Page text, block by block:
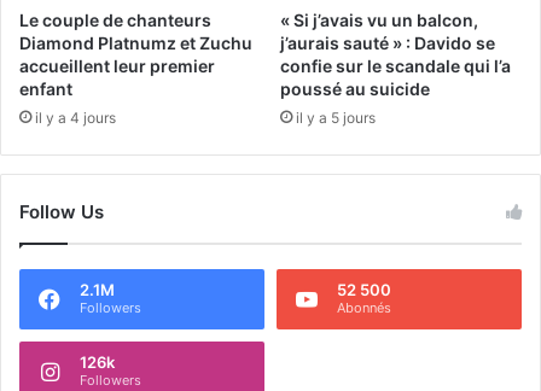
Le couple de chanteurs
Diamond Platnumz et Zuchu
accueillent leur premier
enfant
il y a 4 jours
« Si j’avais vu un balcon,
j’aurais sauté » : Davido se
confie sur le scandale qui l’a
poussé au suicide
il y a 5 jours
Follow Us
2.1M
Followers
52 500
Abonnés
126k
Followers